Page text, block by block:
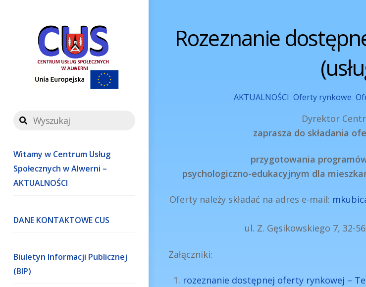
Witamy w Centrum Usług
Społecznych w Alwerni –
AKTUALNOŚCI
DANE KONTAKTOWE CUS
Biuletyn Informacji Publicznej
(BIP)
Rozeznanie
AKTUALNOŚCI ,Oferty rynkowe ,
Dyrektor
zaprasza do składania
przygotowania
psychologiczno-edukacyjnym dla
Oferty należy składać na adres e-mail:
ul. Z. Gęsikowskiego 7, 32-
Załączniki:
rozeznanie dostępnej oferty rynkowej –